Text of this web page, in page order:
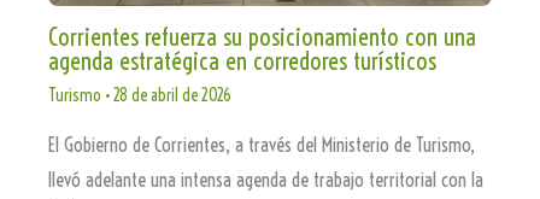
Corrientes refuerza su posicionamiento con una
agenda estratégica en corredores turísticos
Turismo •28 de abril de 2026
El Gobierno de Corrientes, a través del Ministerio de Turismo,
llevó adelante una intensa agenda de trabajo territorial con la